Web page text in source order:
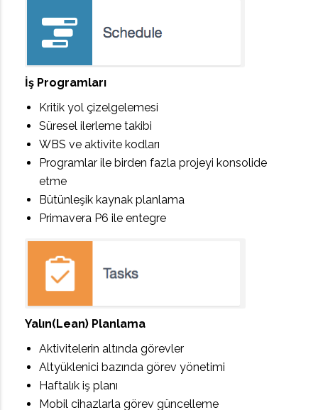
İş Programları
Kritik yol çizelgelemesi
Süresel ilerleme takibi
WBS ve aktivite kodları
Programlar ile birden fazla projeyi konsolide
etme
Bütünleşik kaynak planlama
Primavera P6 ile entegre
Yalın(Lean) Planlama
Aktivitelerin altında görevler
Altyüklenici bazında görev yönetimi
Haftalık iş planı
Mobil cihazlarla görev güncelleme